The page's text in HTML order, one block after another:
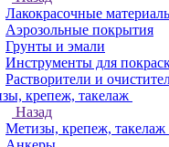
Лакокрасочные
Аэрозольные покрытия
Грунты и эмали
Инструменты для
Растворители и
крепеж, такелаж
Назад
Метизы, крепеж, такелаж